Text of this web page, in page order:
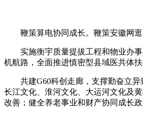
鞭策算电协同成长。鞭策安徽网逛
实施衡宇质量提拔工程和物业办事
机航路，全面推进慎密型县域医共体
共建G60科创走廊，支撑勤奋立异
长江文化、淮河文化、大运河文化及
改善；健全养老事业和财产协同成长